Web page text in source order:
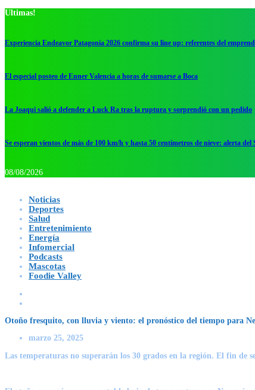
Ultimas!
Experiencia Endeavor Patagonia 2026 confirma su line up: referentes del
El especial posteo de Enner Valencia a horas de sumarse a Boca
La Joaqui salió a defender a Luck Ra tras la ruptura y sorprendió con un pedido
Se esperan vientos de más de 100 km/h y hasta 50 centímetros de nieve: alerta del
08/08/2026
Noticias
Deportes
Salud
Entretenimiento
Energía
Infomercial
Podcasts
Mascotas
Foodie Valley
Otoño fresquito, con lluvia y viento: el pronóstico del tiempo para
marzo 25, 2025
Las temperaturas no superarán los 30 grados en la región. El fin de